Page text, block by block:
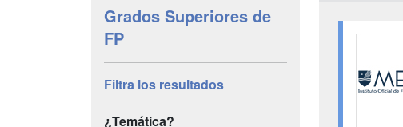
Grados Superiores de
FP
Filtra los resultados
¿Temática?